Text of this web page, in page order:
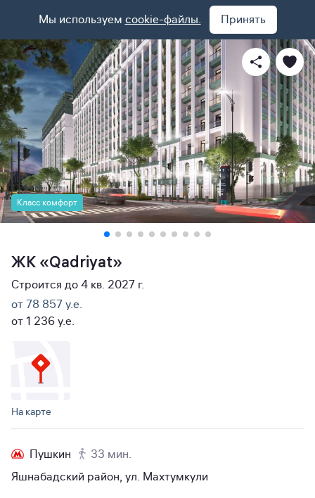
Мы используем cookie-файлы. Принять
Класс комфорт
ЖК «Qadriyat»
Строится до 4 кв. 2027 г.
от 78 857 y.e.
от 1 236 y.e.
На карте
Пушкин
33 мин.
Яшнабадский район, ул. Махтумкули